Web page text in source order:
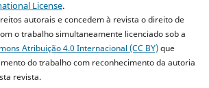
License.
autorais e concedem à revista o direito de
o trabalho simultaneamente licenciado sob a
Atribuição 4.0 Internacional (CC BY)que
do trabalho com reconhecimento da autoria
revista.